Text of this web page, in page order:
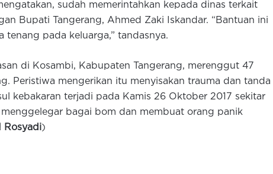
sudah memerintahkan kepada dinas terkait
Bupati Tangerang, Ahmed Zaki Iskandar. “Bantuan ini
tenang pada keluarga,” tandasnya.
di Kosambi, Kabupaten Tangerang, merenggut 47
Peristiwa mengerikan itu menyisakan trauma dan tanda
kebakaran terjadi pada Kamis 26 Oktober 2017 sekitar
bagai bom dan membuat orang panik
Rosyadi)
Kemnaker Modernisasi Pelatihan
Pejabat Fungsional untuk Perkuat
Layanan Ketenagakerjaan
Warga Sambut Rekonstruksi Jalan